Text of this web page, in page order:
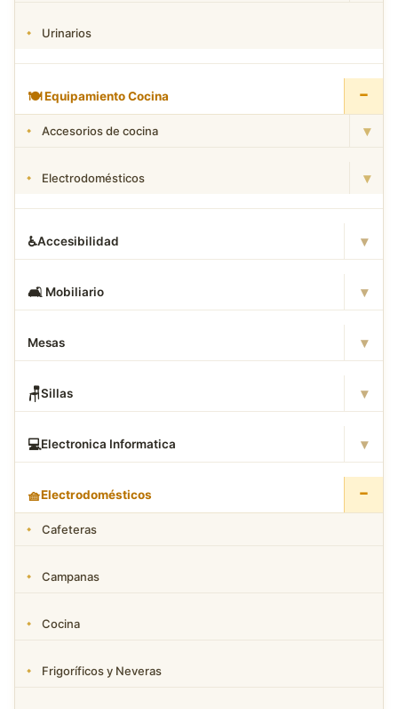
Urinarios
🍽️ Equipamiento Cocina −
Accesorios de cocina ▾
Electrodomésticos ▾
♿Accesibilidad ▾
🛋 ️ Mobiliario ▾
Mesas ▾
🪑Sillas ▾
💻Electronica Informatica ▾
🧺Electrodomésticos −
Cafeteras
Campanas
Cocina
Frigoríficos y Neveras